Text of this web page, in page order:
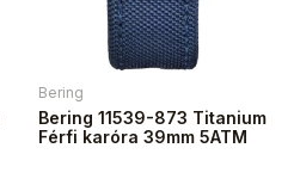
Bering
Bering 11539-873 Titanium
Férfi karóra 39mm 5ATM